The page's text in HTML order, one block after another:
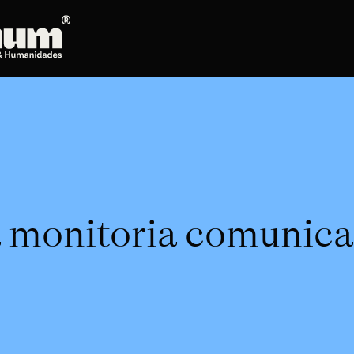
Maestría en Humanidades Digitales
Maestría en Literatura